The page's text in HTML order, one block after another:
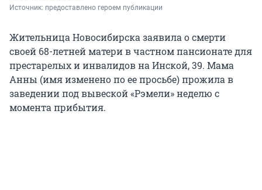
Источник: предоставлено героем публикации
Жительница Новосибирска заявила о смерти
своей 68-летней матери в частном пансионате для
престарелых и инвалидов на Инской, 39. Мама
Анны (имя изменено по ее просьбе) прожила в
заведении под вывеской «Рэмели» неделю с
момента прибытия.